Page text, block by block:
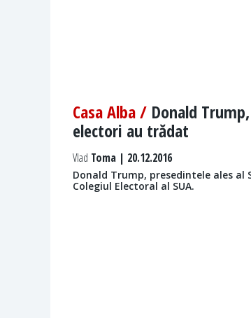
Casa Alba / Donald
electori au trădat
Vlad Toma | 20.12.2016
Donald Trump, presedintele ales
Colegiul Electoral al SUA.